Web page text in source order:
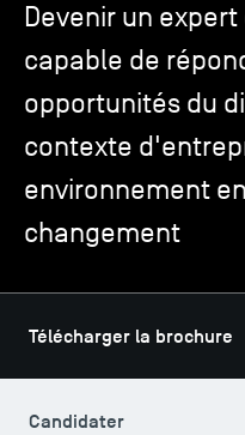
International
TSM-Research
TSM Doctoral
Alumni
Devenir un
capable de
opportunités du
contexte
environnement
changement
Télécharger la brochure
Candidater